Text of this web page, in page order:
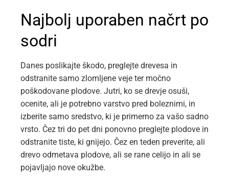
Najbolj uporaben načrt po
sodri
Danes poslikajte škodo, preglejte drevesa in
odstranite samo zlomljene veje ter močno
poškodovane plodove. Jutri, ko se drevje osuši,
ocenite, ali je potrebno varstvo pred boleznimi, in
izberite samo sredstvo, ki je primerno za vašo sadno
vrsto. Čez tri do pet dni ponovno preglejte plodove in
odstranite tiste, ki gnijejo. Čez en teden preverite, ali
drevo odmetava plodove, ali se rane celijo in ali se
pojavljajo nove okužbe.